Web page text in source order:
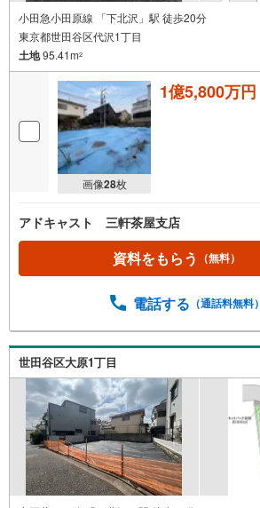
小田急小田原線 「下北沢」駅 徒歩20分
東京都世田谷区代沢1丁目
土地95.41m2
画像28枚
1億5,800万円
アドキャスト 三軒茶屋支店
資料をもらう （無料）
電話する （通話料無料）
世田谷区大原1丁目